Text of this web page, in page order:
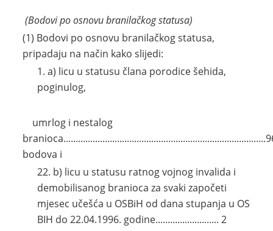
(Bodovi po osnovu branilačkog statusa)
(1) Bodovi po osnovu branilačkog statusa,
pripadaju na način kako slijedi:
a) licu u statusu člana porodice šehida,
poginulog,
umrlog i nestalog
bodova i
b) licu u statusu ratnog vojnog invalida i
demobilisanog branioca za svaki započeti
mjesec učešća u OSBiH od dana stupanja u OS
BIH do 22.04.1996. godine.......................... 2